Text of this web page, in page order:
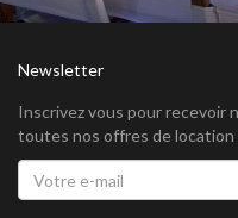
Newsletter
Inscrivez vous pour recevoir
toutes nos offres de location